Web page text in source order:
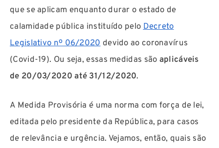
que se aplicam enquanto durar o estado de
calamidade pública instituído peloDecreto
Legislativo nº 06/2020devido ao coronavírus
(Covid-19). Ou seja, essas medidas são aplicáveis
de 20/03/2020 até 31/12/2020.
A Medida Provisória é uma norma com força de lei,
editada pelo presidente da República, para casos
de relevância e urgência. Vejamos, então, quais são